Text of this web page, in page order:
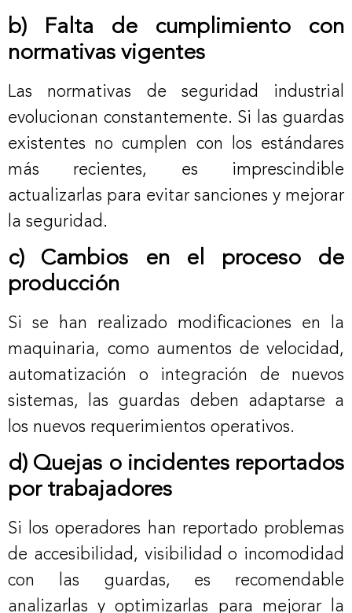
b) Falta de cumplimiento con
normativas vigentes
Las normativas de seguridad industrial
evolucionan constantemente. Si las guardas
existentes no cumplen con los estándares
más recientes, es imprescindible
actualizarlas para evitar sanciones y mejorar
la seguridad.
c) Cambios en el proceso de
producción
Si se han realizado modificaciones en la
maquinaria, como aumentos de velocidad,
automatización o integración de nuevos
sistemas, las guardas deben adaptarse a
los nuevos requerimientos operativos.
d) Quejas o incidentes reportados
por trabajadores
Si los operadores han reportado problemas
de accesibilidad, visibilidad o incomodidad
con las guardas, es recomendable
analizarlas y optimizarlas para mejorar la